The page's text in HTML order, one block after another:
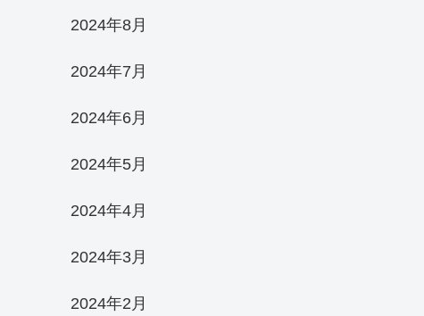
2024年8月
2024年7月
2024年6月
2024年5月
2024年4月
2024年3月
2024年2月